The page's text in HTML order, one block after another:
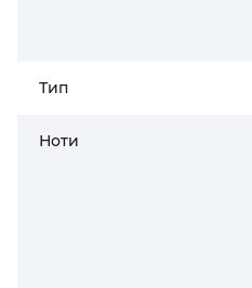
Тип
Ноти